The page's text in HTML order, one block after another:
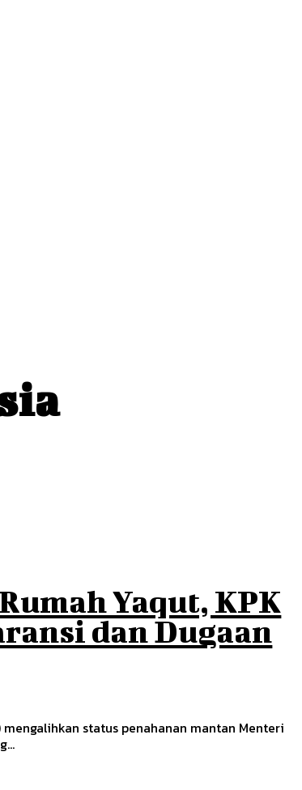
Yaqut, KPK
dan Dugaan
status penahanan mantan Menteri